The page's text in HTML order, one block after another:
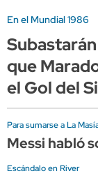
En el Mundial 1986
que
el Gol del
Para sumarse a La
Messi habló
Escándalo en River